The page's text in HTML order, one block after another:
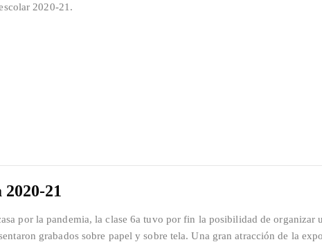
2020-21.
21
por la pandemia, la clase 6a tuvo por fin la posibilidad de organizar
grabados sobre papel y sobre tela. Una gran atracción de la